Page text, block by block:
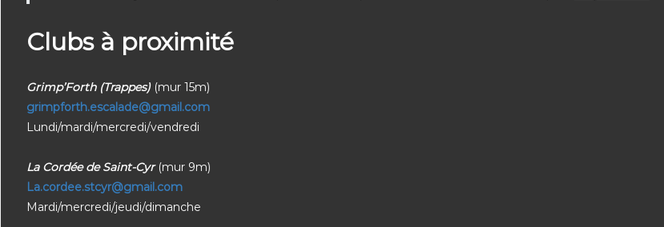
Clubs à proximité
Grimp’Forth (Trappes)(mur 15m)
grimpforth.escalade@gmail.com
Lundi/mardi/mercredi/vendredi
La Cordée de Saint-Cyr(mur 9m)
La.cordee.stcyr@gmail.com
Mardi/mercredi/jeudi/dimanche